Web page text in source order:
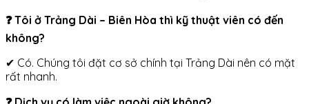
❓ Tôi ở Trảng Dài – Biên Hòa thì kỹ thuật viên có đến
không?
✔ Có. Chúng tôi đặt cơ sở chính tại Trảng Dài nên có mặt
rất nhanh.